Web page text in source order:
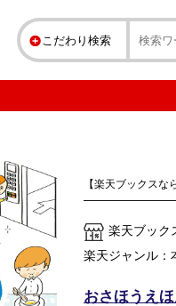
こだわり検索
【楽天ブックスな
楽天ブック
楽天ジャンル：
おさほうえ